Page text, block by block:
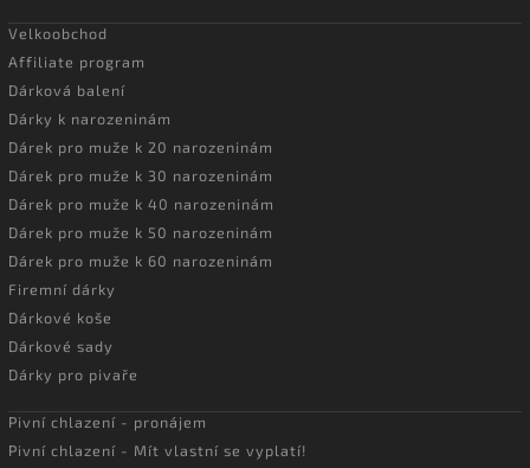
Velkoobchod
Affiliate program
Dárková balení
Dárky k narozeninám
Dárek pro muže k 20 narozeninám
Dárek pro muže k 30 narozeninám
Dárek pro muže k 40 narozeninám
Dárek pro muže k 50 narozeninám
Dárek pro muže k 60 narozeninám
Firemní dárky
Dárkové koše
Dárkové sady
Dárky pro pivaře
Pivní chlazení - pronájem
Pivní chlazení - Mít vlastní se vyplatí!